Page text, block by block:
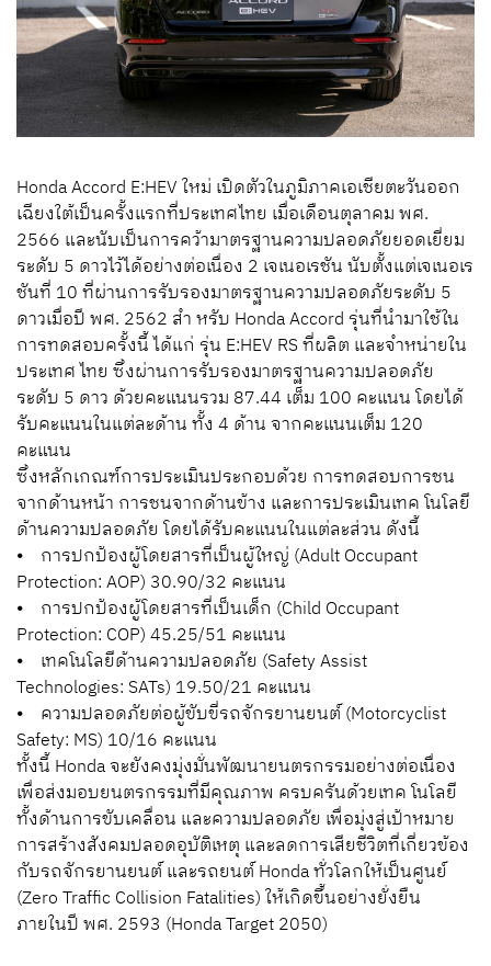
Honda Accord E:HEV ใหม่ เปิดตัวในภูมิภาคเอเชียตะวันออก
เฉียงใต้เป็นครั้งแรกที่ประเทศไทย เมื่อเดือนตุลาคม พศ.
2566 และนับเป็นการคว้ามาตรฐานความปลอดภัยยอดเยี่ยม
ระดับ 5 ดาวไว้ได้อย่างต่อเนื่อง 2 เจเนอเรชัน นับตั้งแต่เจเนอเร
ชันที่ 10 ที่ผ่านการรับรองมาตรฐานความปลอดภัยระดับ 5
ดาวเมื่อปี พศ. 2562 สำ หรับ Honda Accord รุ่นที่นำมาใช้ใน
การทดสอบครั้งนี้ ได้แก่ รุ่น E:HEV RS ที่ผลิต และจำหน่ายใน
ประเทศ ไทย ซึ่งผ่านการรับรองมาตรฐานความปลอดภัย
ระดับ 5 ดาว ด้วยคะแนนรวม 87.44 เต็ม 100 คะแนน โดยได้
รับคะแนนในแต่ละด้าน ทั้ง 4 ด้าน จากคะแนนเต็ม 120
คะแนน
ซึ่งหลักเกณฑ์การประเมินประกอบด้วย การทดสอบการชน
จากด้านหน้า การชนจากด้านข้าง และการประเมินเทค โนโลยี
ด้านความปลอดภัย โดยได้รับคะแนนในแต่ละส่วน ดังนี้
⦁ การปกป้องผู้โดยสารที่เป็นผู้ใหญ่ (Adult Occupant
Protection: AOP) 30.90/32 คะแนน
⦁ การปกป้องผู้โดยสารที่เป็นเด็ก (Child Occupant
Protection: COP) 45.25/51 คะแนน
⦁ เทคโนโลยีด้านความปลอดภัย (Safety Assist
Technologies: SATs) 19.50/21 คะแนน
⦁ ความปลอดภัยต่อผู้ขับขี่รถจักรยานยนต์ (Motorcyclist
Safety: MS) 10/16 คะแนน
ทั้งนี้ Honda จะยังคงมุ่งมั่นพัฒนายนตรกรรมอย่างต่อเนื่อง
เพื่อส่งมอบยนตรกรรมที่มีคุณภาพ ครบครันด้วยเทค โนโลยี
ทั้งด้านการขับเคลื่อน และความปลอดภัย เพื่อมุ่งสู่เป้าหมาย
การสร้างสังคมปลอดอุบัติเหตุ และลดการเสียชีวิตที่เกี่ยวข้อง
กับรถจักรยานยนต์ และรถยนต์ Honda ทั่วโลกให้เป็นศูนย์
(Zero Traffic Collision Fatalities) ให้เกิดขึ้นอย่างยั่งยืน
ภายในปี พศ. 2593 (Honda Target 2050)